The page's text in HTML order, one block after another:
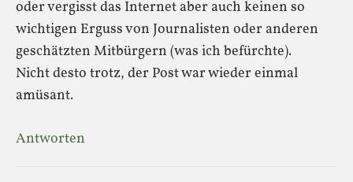
oder vergisst das Internet aber auch keinen so
wichtigen Erguss von Journalisten oder anderen
geschätzten Mitbürgern (was ich befürchte).
Nicht desto trotz, der Post war wieder einmal
amüsant.
Antworten